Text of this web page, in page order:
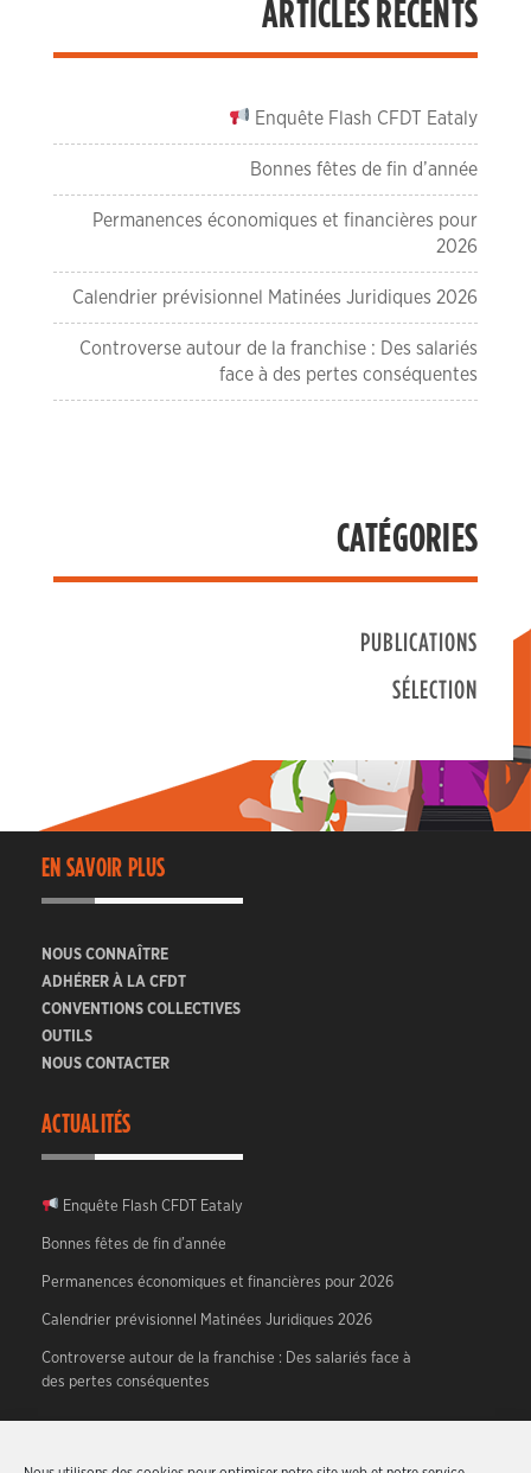
ARTICLES RÉCENTS
Enquête Flash CFDT Eataly
Bonnes fêtes de fin d’année
Permanences économiques et financières pour
2026
Calendrier prévisionnel Matinées Juridiques 2026
Controverse autour de la franchise : Des salariés
face à des pertes conséquentes
CATÉGORIES
PUBLICATIONS
SÉLECTION
EN SAVOIR PLUS
NOUS CONNAÎTRE
ADHÉRER À LA CFDT
CONVENTIONS COLLECTIVES
OUTILS
NOUS CONTACTER
ACTUALITÉS
Enquête Flash CFDT Eataly
Bonnes fêtes de fin d’année
Permanences économiques et financières pour 2026
Calendrier prévisionnel Matinées Juridiques 2026
Controverse autour de la franchise : Des salariés face à
des pertes conséquentes